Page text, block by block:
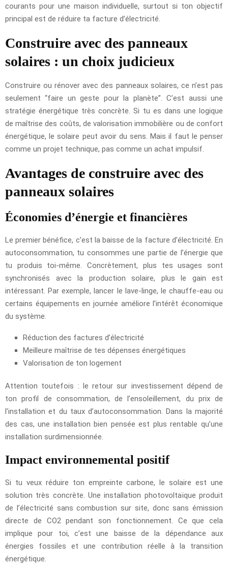
courants pour une maison individuelle, surtout si ton objectif
principal est de réduire ta facture d’électricité.
Construire avec des panneaux
solaires : un choix judicieux
Construire ou rénover avec des panneaux solaires, ce n’est pas
seulement “faire un geste pour la planète”. C’est aussi une
stratégie énergétique très concrète. Si tu es dans une logique
de maîtrise des coûts, de valorisation immobilière ou de confort
énergétique, le solaire peut avoir du sens. Mais il faut le penser
comme un projet technique, pas comme un achat impulsif.
Avantages de construire avec des
panneaux solaires
Économies d’énergie et financières
Le premier bénéfice, c’est la baisse de la facture d’électricité. En
autoconsommation, tu consommes une partie de l’énergie que
tu produis toi-même. Concrètement, plus tes usages sont
synchronisés avec la production solaire, plus le gain est
intéressant. Par exemple, lancer le lave-linge, le chauffe-eau ou
certains équipements en journée améliore l’intérêt économique
du système.
Réduction des factures d’électricité
Meilleure maîtrise de tes dépenses énergétiques
Valorisation de ton logement
Attention toutefois : le retour sur investissement dépend de
ton profil de consommation, de l’ensoleillement, du prix de
l’installation et du taux d’autoconsommation. Dans la majorité
des cas, une installation bien pensée est plus rentable qu’une
installation surdimensionnée.
Impact environnemental positif
Si tu veux réduire ton empreinte carbone, le solaire est une
solution très concrète. Une installation photovoltaïque produit
de l’électricité sans combustion sur site, donc sans émission
directe de CO2 pendant son fonctionnement. Ce que cela
implique pour toi, c’est une baisse de la dépendance aux
énergies fossiles et une contribution réelle à la transition
énergétique.